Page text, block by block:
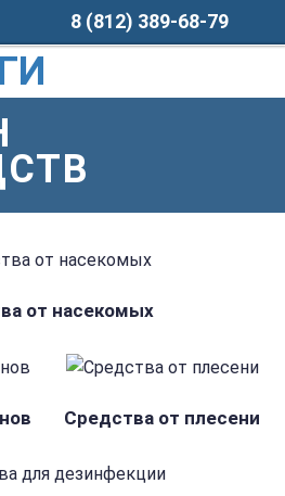
8 (812) 389-68-79
от насекомых
Средства от плесени